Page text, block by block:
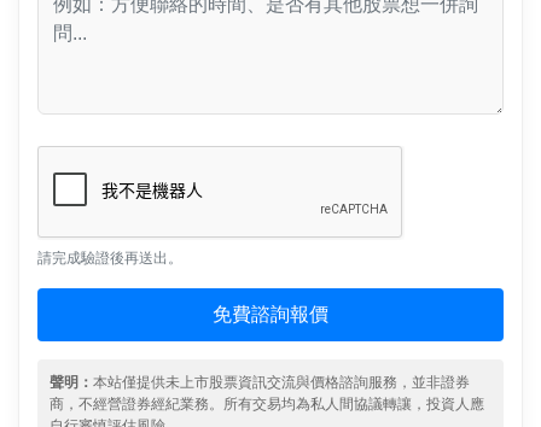
請完成驗證後再送出。
免費諮詢報價
聲明： 本站僅提供未上市股票資訊交流與價格諮詢服務，並非證券
商，不經營證券經紀業務。所有交易均為私人間協議轉讓，投資人應